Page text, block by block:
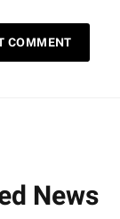
News